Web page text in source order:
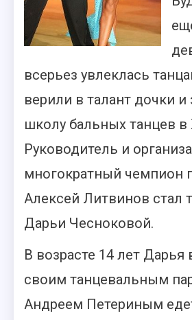
всерьез увлеклась
верили в талант дочки и
школу бальных танцев в
Руководитель и
многократный чемпион
Алексей Литвинов стал
Дарьи Чесноковой.
В возрасте 14 лет Дарья
своим танцевальным
Андреем Петериным